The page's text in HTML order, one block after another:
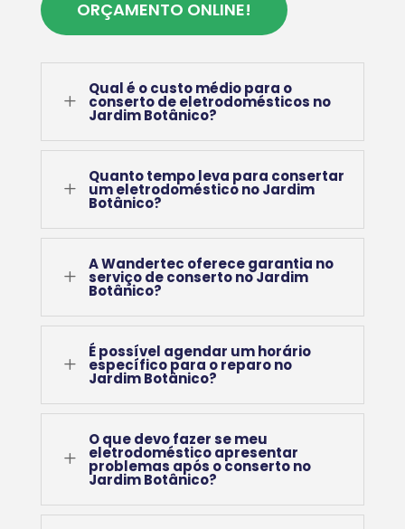
ORÇAMENTO ONLINE!
L
Qual é o custo médio para o
conserto de eletrodomésticos no
Jardim Botânico?
L
Quanto tempo leva para consertar
um eletrodoméstico no Jardim
Botânico?
L
A Wandertec oferece garantia no
serviço de conserto no Jardim
Botânico?
L
É possível agendar um horário
específico para o reparo no
Jardim Botânico?
L
O que devo fazer se meu
eletrodoméstico apresentar
problemas após o conserto no
Jardim Botânico?